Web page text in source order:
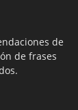
de
de frases